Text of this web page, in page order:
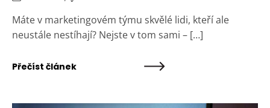
Máte v marketingovém týmu skvělé lidi, kteří ale
neustále nestíhají? Nejste v tom sami – […]
Přečíst článek